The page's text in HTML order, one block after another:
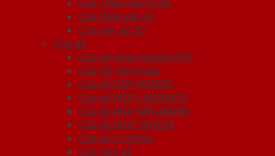
Cửa Thép Hàn Quốc
Cửa thép vân gỗ
Cửa vân gỗ 5D
Cửa gỗ
Cửa gỗ công nghiệp HDF
Cửa Gỗ Hàn Quốc
Cửa gỗ HDF VENEER
Cửa gỗ MDF LAMINATE
Cửa gỗ MDF MELAMINE
Cửa gỗ MDF VENEER
Cửa gỗ tự nhiên
Cửa vòm gỗ